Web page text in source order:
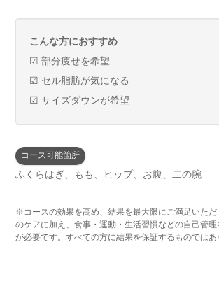
こんな方におすすめ
☑ 部分痩せを希望
☑ セル脂肪が気になる
☑ サイズダウンが希望
コース可能箇所
ふくらはぎ、もも、ヒップ、お腹、二の腕
※コースの効果を高め、結果を最大限にご満足いた
のケアに加え、食事・運動・生活習慣などの自己管理
が必要です。すべての方に結果を保証するものではあ